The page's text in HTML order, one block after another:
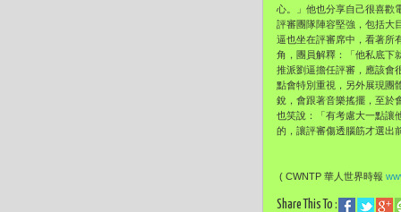
心。」 他也分享自己很喜歡
評審團隊陣容堅強，包括大
逼也坐在評審席中， 看著所
角，團員解釋：「他私底下
推派劉逼擔任評審， 應該會
點會特別重視， 另外展現團
銳， 會跟著音樂搖擺，至於
也笑說：「有考慮大一點讓
的，讓評審傷透腦筋才選出
( CWNTP 華人世界時報
Share This To :